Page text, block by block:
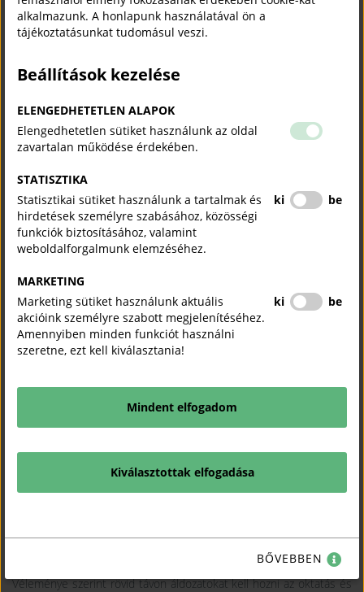
Jelasity Radován szerint az elmúlt 10–15 év egyik legnagyobb
problémája nem a pénzhiány, hanem a bizalom és a biztonság
elmaradásának. Sokkal inkább a bizalom és a biztonság hiánya
vezetett a problémákhoz” – hangsúlyozta az Erste Bank elnök-
vezérigazgatója.
Jelasity Radován részletesen kitért az euróbevezetés lehetséges
következményeit elemezte a magyar vállalkozások szempontjából.
Rövid távon áldozatokat kell hozni
Karakas Ádám a jövőbe mutató lépésekre hívta fel a figyelmet.
Véleménye szerint rövid távon áldozatokat kell hozni az oktatás és
alkalmazunk. A honlapunk használatával ön a
tájékoztatásunkat tudomásul veszi.
Beállítások kezelése
ELENGEDHETETLEN ALAPOK
Elengedhetetlen sütiket használunk az oldal
zavartalan működése érdekében.
STATISZTIKA
Statisztikai sütiket használunk a tartalmak és
hirdetések személyre szabásához, közösségi
funkciók biztosításához, valamint
weboldalforgalmunk elemzéséhez.
ki be
MARKETING
Marketing sütiket használunk aktuális
akcióink személyre szabott megjelenítéséhez.
Amennyiben minden funkciót használni
szeretne, ezt kell kiválasztania!
ki be
Mindent elfogadom
Kiválasztottak elfogadása
BŐVEBBEN